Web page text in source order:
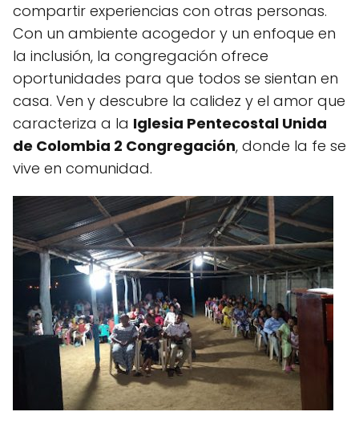
compartir experiencias con otras personas.
Con un ambiente acogedor y un enfoque en
la inclusión, la congregación ofrece
oportunidades para que todos se sientan en
casa. Ven y descubre la calidez y el amor que
caracteriza a la Iglesia Pentecostal Unida
de Colombia 2 Congregación, donde la fe se
vive en comunidad.